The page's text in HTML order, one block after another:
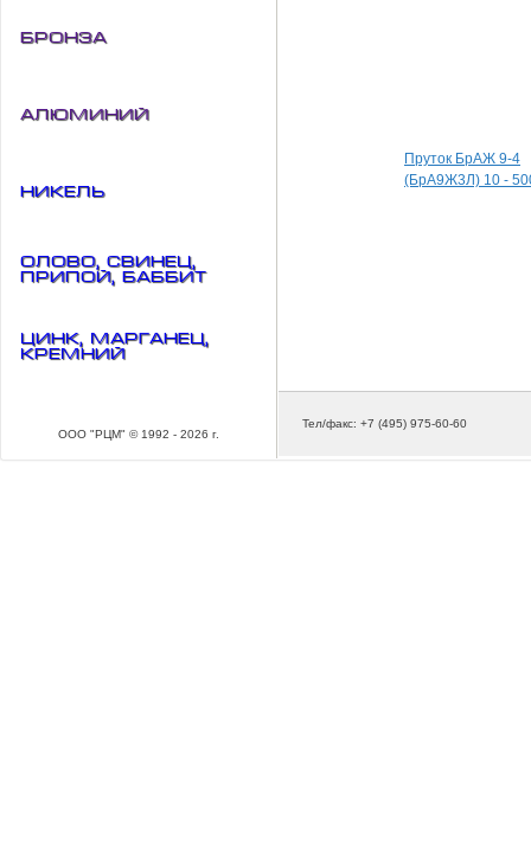
Бронза
Алюминий
Никель
Олово, свинец,
припой, баббит
Цинк, марганец,
кремний
ООО "РЦМ" © 1992 - 2026 г.
Пруток БрАЖ 9-4
(БрА9Ж3Л) 10 -
Тел/факс: +7 (495) 975-60-60